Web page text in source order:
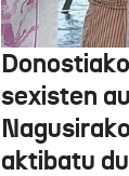
sexisten
aktibatu